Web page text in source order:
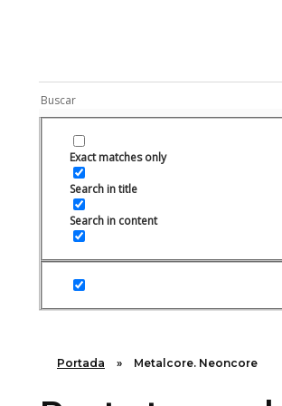
Rugidos Disidentes
Bogotá - Colombia | ISSN 2619-5569
Exact matches only
Search in title
Search in content
Portada » Metalcore. Neoncore